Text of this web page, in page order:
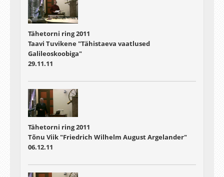
Tähetorni ring 2011
Taavi Tuvikene "Tähistaeva vaatlused
Galileoskoobiga"
29.11.11
Tähetorni ring 2011
Tõnu Viik "Friedrich Wilhelm August Argelander"
06.12.11